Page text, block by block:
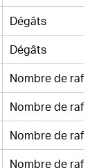
Dégâts
Dégâts
Nombre de
Nombre de
Nombre de
Nombre de